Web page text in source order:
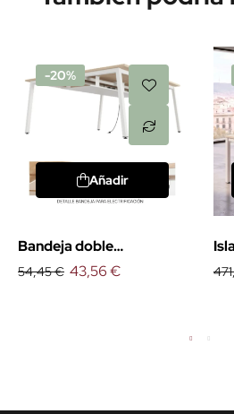
-20%
Añadir
Bandeja doble
electrificación mesas
54,45 € 43,56 €